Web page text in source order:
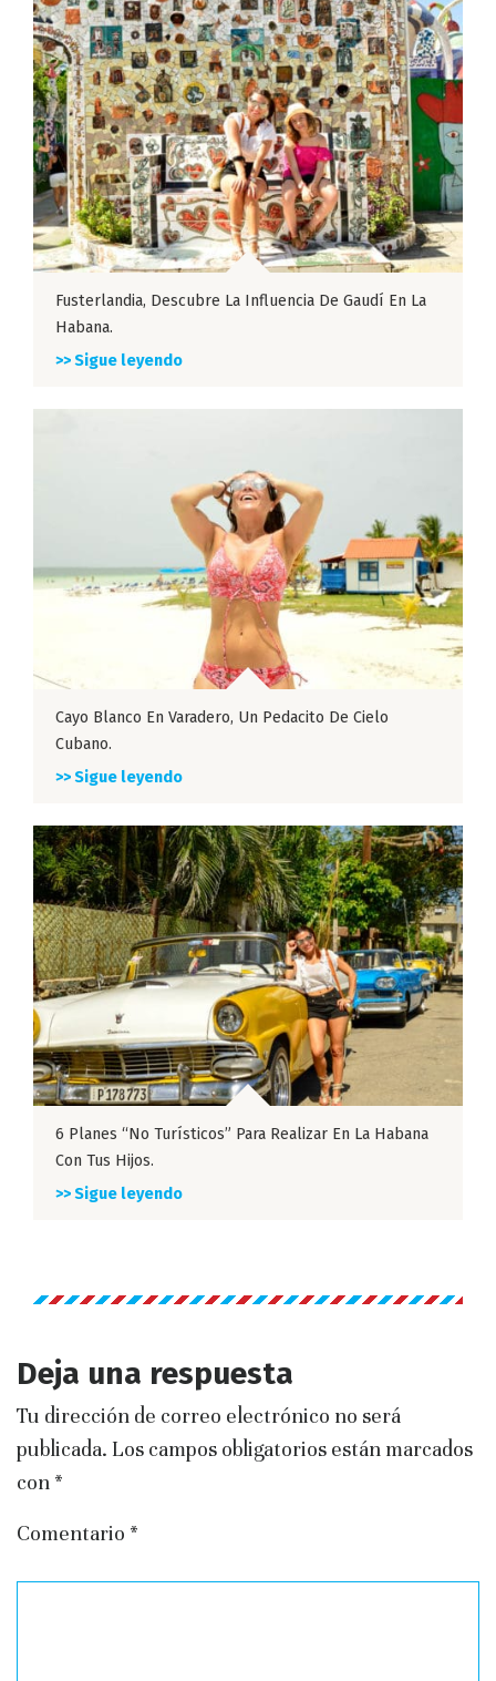
Fusterlandia, Descubre La Influencia De Gaudí En La
Habana.
>> Sigue leyendo
Cayo Blanco En Varadero, Un Pedacito De Cielo
Cubano.
>> Sigue leyendo
6 Planes “no Turísticos” Para Realizar En La Habana
Con Tus Hijos.
>> Sigue leyendo
Deja una respuesta
Tu dirección de correo electrónico no será
publicada. Los campos obligatorios están marcados
con *
Comentario *